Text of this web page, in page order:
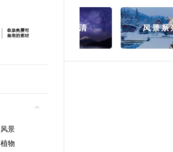
风景
植物